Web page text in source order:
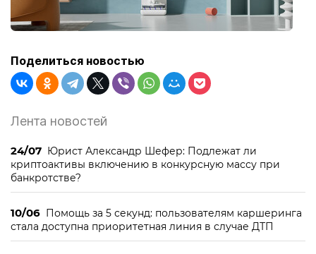
Поделиться новостью
Лента новостей
24/07 Юрист Александр Шефер: Подлежат ли
криптоактивы включению в конкурсную массу при
банкротстве?
10/06 Помощь за 5 секунд: пользователям каршеринга
стала доступна приоритетная линия в случае ДТП